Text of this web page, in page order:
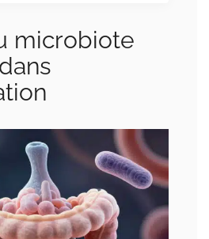
microbiote